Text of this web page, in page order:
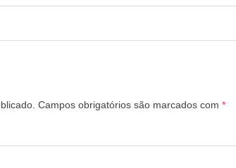
Campos obrigatórios são marcados com *